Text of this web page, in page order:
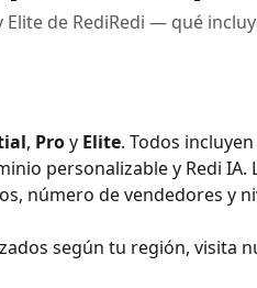
Elite de RediRedi — qué
, Pro y Elite. Todos
personalizable y Redi IA.
número de vendedores y
según tu región, visita